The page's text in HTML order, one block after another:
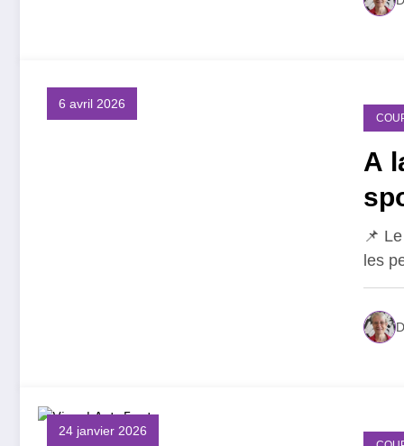
6 avril 2026
A
📌
les
24 janvier 2026